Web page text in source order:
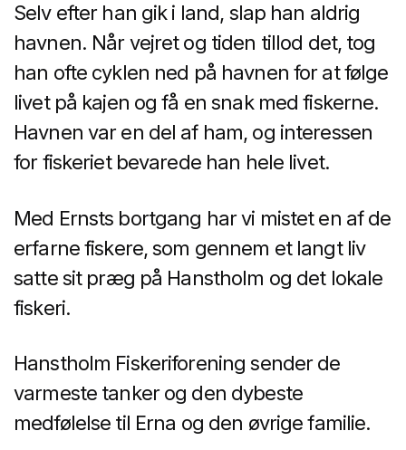
Selv efter han gik i land, slap han aldrig
havnen. Når vejret og tiden tillod det, tog
han ofte cyklen ned på havnen for at følge
livet på kajen og få en snak med fiskerne.
Havnen var en del af ham, og interessen
for fiskeriet bevarede han hele livet.
Med Ernsts bortgang har vi mistet en af de
erfarne fiskere, som gennem et langt liv
satte sit præg på Hanstholm og det lokale
fiskeri.
Hanstholm Fiskeriforening sender de
varmeste tanker og den dybeste
medfølelse til Erna og den øvrige familie.